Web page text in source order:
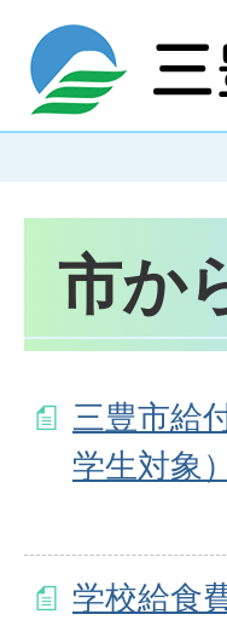
市か
三豊市給
学生対象
学校給食